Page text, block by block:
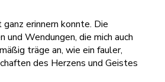
erinnern konnte. Die
Wendungen, die mich auch
träge an, wie ein fauler,
des Herzens und Geistes